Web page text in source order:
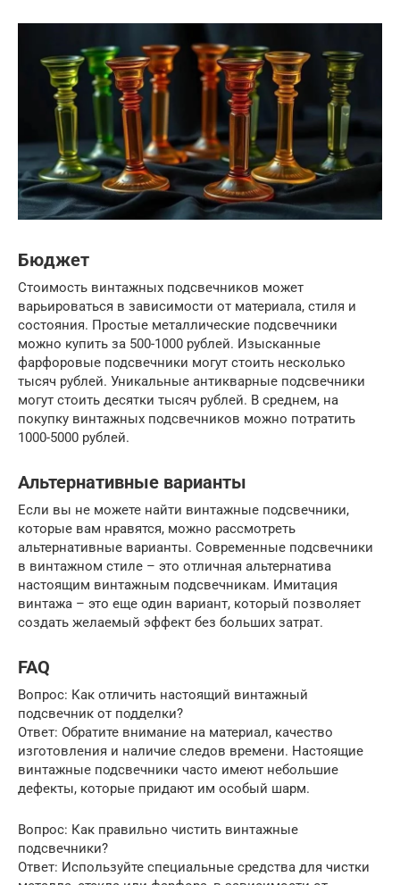
Бюджет
Стоимость винтажных подсвечников может
варьироваться в зависимости от материала, стиля и
состояния. Простые металлические подсвечники
можно купить за 500-1000 рублей. Изысканные
фарфоровые подсвечники могут стоить несколько
тысяч рублей. Уникальные антикварные подсвечники
могут стоить десятки тысяч рублей. В среднем, на
покупку винтажных подсвечников можно потратить
1000-5000 рублей.
Альтернативные варианты
Если вы не можете найти винтажные подсвечники,
которые вам нравятся, можно рассмотреть
альтернативные варианты. Современные подсвечники
в винтажном стиле – это отличная альтернатива
настоящим винтажным подсвечникам. Имитация
винтажа – это еще один вариант, который позволяет
создать желаемый эффект без больших затрат.
FAQ
Вопрос: Как отличить настоящий винтажный
подсвечник от подделки?
Ответ: Обратите внимание на материал, качество
изготовления и наличие следов времени. Настоящие
винтажные подсвечники часто имеют небольшие
дефекты, которые придают им особый шарм.
Вопрос: Как правильно чистить винтажные
подсвечники?
Ответ: Используйте специальные средства для чистки